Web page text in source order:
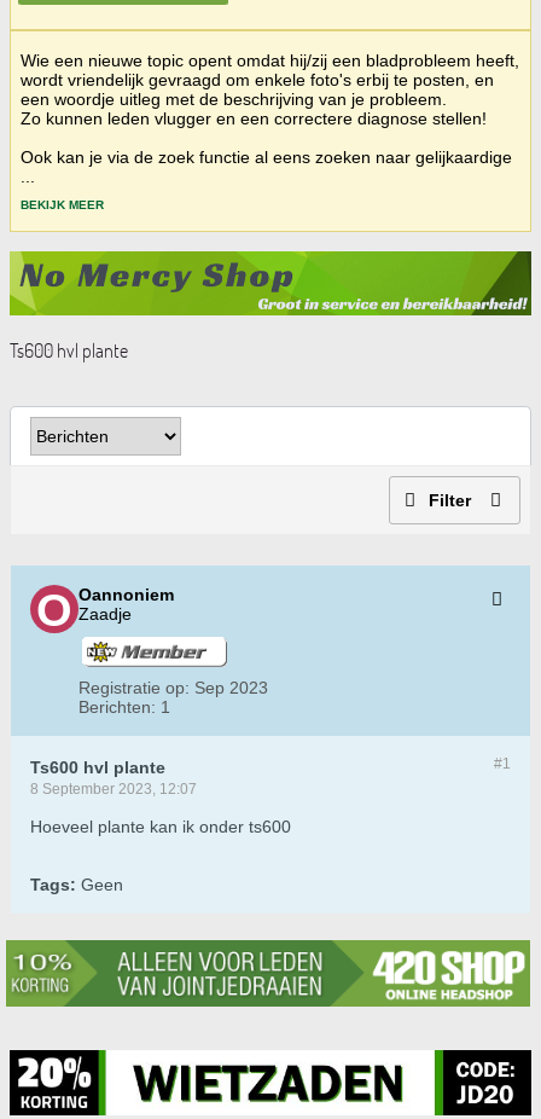
Wie een nieuwe topic opent omdat hij/zij een bladprobleem heeft,
wordt vriendelijk gevraagd om enkele foto's erbij te posten, en
een woordje uitleg met de beschrijving van je probleem.
Zo kunnen leden vlugger en een correctere diagnose stellen!
Ook kan je via de zoek functie al eens zoeken naar gelijkaardige
BEKIJK MEER
Ts600 hvl plante
Filter
Oannoniem
Zaadje
Registratie op: Sep 2023
Berichten: 1
#1
Ts600 hvl plante
8 September 2023, 12:07
Hoeveel plante kan ik onder ts600
Tags: Geen